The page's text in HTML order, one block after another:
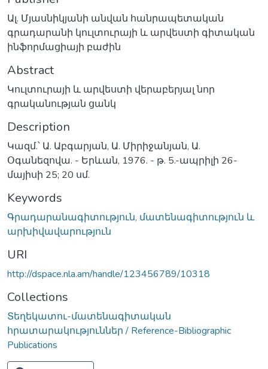
Ալ. Մյասնիկյանի անվան հանրապետական
գրադարանի կուլտուրայի և արվեստի գիտական
ինֆորմացիայի բաժին
Abstract
Կուլտուրայի և արվեստի վերաբերյալ նոր
գրականության ցանկ
Description
Կազմ.՝ Ա. Աբգարյան, Ա. Միրիջանյան, Ա.
Օգանեզովա. - Երևան, 1976. - թ. 5.-ապրիլի 26-
մայիսի 25; 20 սմ.
Keywords
Գրադարանագիտություն, մատենագիտություն և
արխիվավարություն
URI
http://dspace.nla.am/handle/123456789/10318
Collections
Տեղեկատու-մատենագիտական
հրատարակություններ / Reference-Bibliographic
Publications